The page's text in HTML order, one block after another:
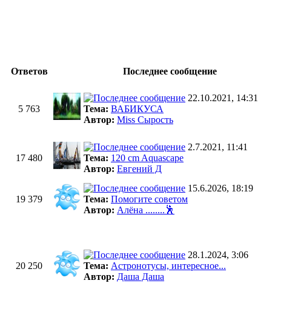
Ответов
Последнее сообщение
5 763
22.10.2021, 14:31
Тема: ВАБИКУСА
Автор: Miss Сырость
17 480
2.7.2021, 11:41
Тема: 120 cm Aquascape
Автор: Евгений Д
19 379
15.6.2026, 18:19
Тема: Помогите советом
Автор: Алёна ........🕺
20 250
28.1.2024, 3:06
Тема: Астронотусы, интересное...
Автор: Даша Даша